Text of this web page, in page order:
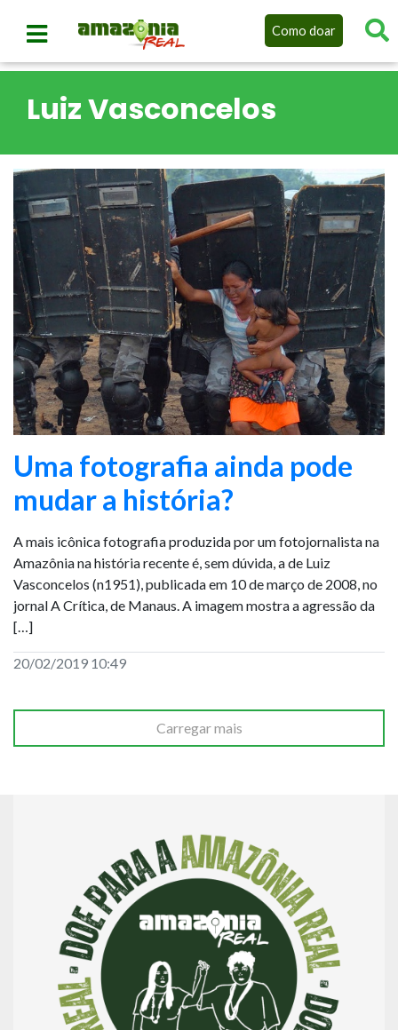
Como doar
Luiz Vasconcelos
Uma fotografia ainda pode
mudar a história?
A mais icônica fotografia produzida por um fotojornalista na
Amazônia na história recente é, sem dúvida, a de Luiz
Vasconcelos (n1951), publicada em 10 de março de 2008, no
jornal A Crítica, de Manaus. A imagem mostra a agressão da
[…]
20/02/2019 10:49
Carregar mais